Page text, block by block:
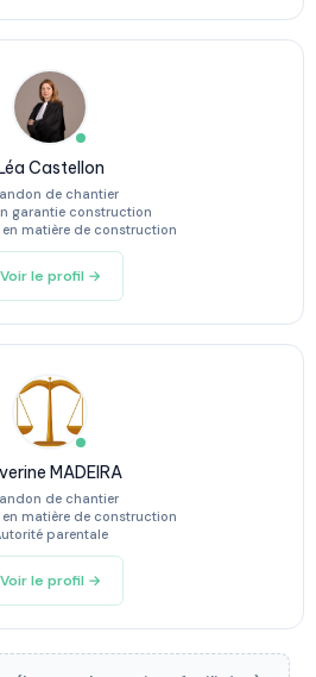
Castellon
de chantier
garantie construction
matière de construction
Voir le profil →
MADEIRA
de chantier
matière de construction
parentale
Voir le profil →